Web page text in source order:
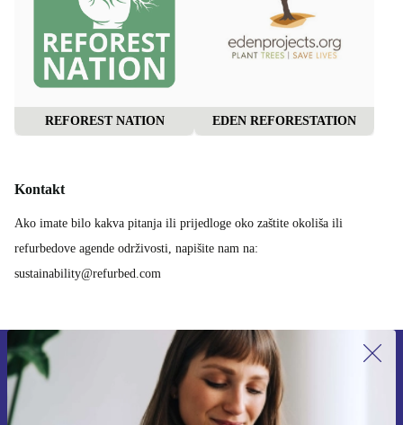
REFOREST NATION EDEN REFORESTATION
Kontakt
Ako imate bilo kakva pitanja ili prijedloge oko zaštite okoliša ili
refurbedove agende održivosti, napišite nam na:
sustainability@refurbed.com
Prijavi se na newsletter!
Nikad više ne propusti ponudu.